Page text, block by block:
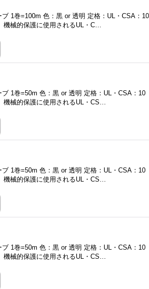
1巻=100m 色：黒 or 透明 定格：UL・CSA：10
械的保護に使用されるUL・C…
1巻=50m 色：黒 or 透明 定格：UL・CSA：10
械的保護に使用されるUL・CS…
1巻=50m 色：黒 or 透明 定格：UL・CSA：10
械的保護に使用されるUL・CS…
1巻=50m 色：黒 or 透明 定格：UL・CSA：10
械的保護に使用されるUL・CS…